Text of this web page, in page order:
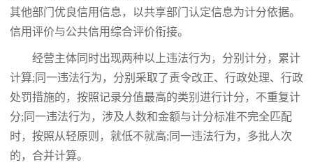
其他部门优良信用信息，以共享部门认定信息为计分依据。
信用评价与公共信用综合评价衔接。
经营主体同时出现两种以上违法行为，分别计分，累计
计算;同一违法行为，分别采取了责令改正、行政处理、行政
处罚措施的，按照记录分值最高的类别进行计分，不重复计
分;同一违法行为，涉及人数和金额与计分标准不完全匹配
时，按照从轻原则，就低不就高;同一违法行为，多批人次
的，合并计算。